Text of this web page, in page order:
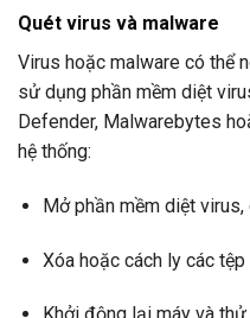
Quét virus và malware
Virus hoặc malware có thể
sử dụng phần mềm diệt
Defender, Malwarebytes
hệ thống:
Mở phần mềm diệt virus,
Xóa hoặc cách ly các